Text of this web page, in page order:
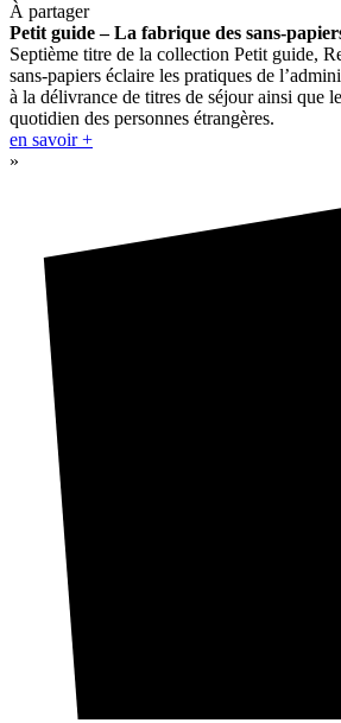
À partager
Petit guide – La fabrique des sans-
Septième titre de la collection Petit guide,
sans-papiers éclaire les pratiques de
à la délivrance de titres de séjour ainsi que
quotidien des personnes étrangères.
en savoir +
»